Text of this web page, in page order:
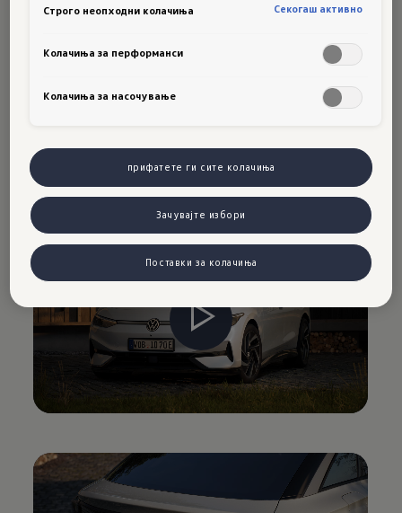
возење со долго светло без да ги
сообраќајот¹. Елегантен
светечки појассе
Matrix фарови и долж логото Volkswagen.
Строго неопходни колачиња Секогаш активно
Колачиња за перформанси
Колачиња за насочување
прифатете ги сите колачиња
Зачувајте избори
Поставки за колачиња